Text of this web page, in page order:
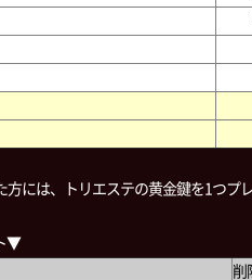
方には、トリエステの黄金鍵を1つプ
▼
削